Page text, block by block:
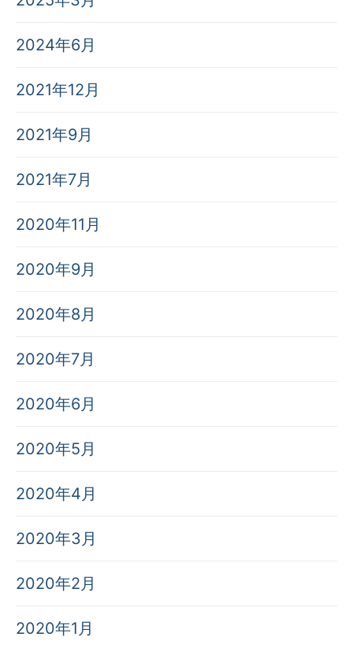
2024年6月
2021年12月
2021年9月
2021年7月
2020年11月
2020年9月
2020年8月
2020年7月
2020年6月
2020年5月
2020年4月
2020年3月
2020年2月
2020年1月